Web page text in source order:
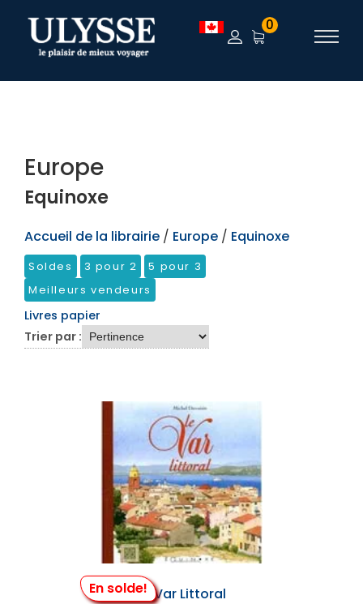
TEST 0
Europe
Equinoxe
Accueil de la librairie / Europe / Equinoxe
Soldes 3 pour 2
5 pour 3
Meilleurs vendeurs
Livres papier
Trier par :
En solde!Le Var Littoral